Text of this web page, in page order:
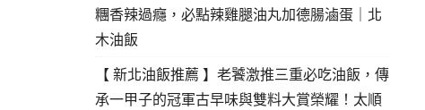
糰香辣過癮，必點辣雞腿油丸加德腸滷蛋｜北
木油飯
【 新北油飯推薦 】老饕激推三重必吃油飯，傳
承一甲子的冠軍古早味與雙料大賞榮耀！太順